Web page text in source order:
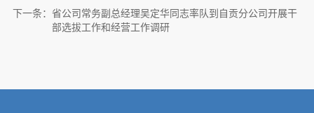
下一条： 省公司常务副总经理吴定华同志率队到自贡分公司开展干
部选拔工作和经营工作调研